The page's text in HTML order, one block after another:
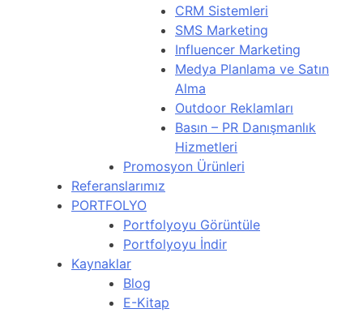
CRM Sistemleri
SMS Marketing
Influencer Marketing
Medya Planlama ve Satın
Alma
Outdoor Reklamları
Basın – PR Danışmanlık
Hizmetleri
Promosyon Ürünleri
Referanslarımız
PORTFOLYO
Portfolyoyu Görüntüle
Portfolyoyu İndir
Kaynaklar
Blog
E-Kitap